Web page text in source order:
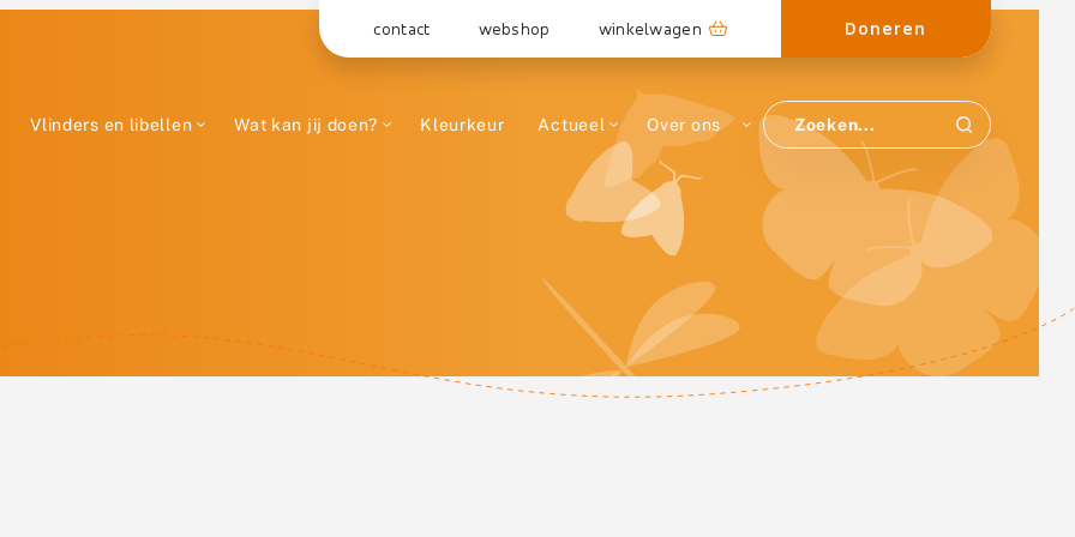
contact webshop winkelwagen Doneren
Vlinders en libellen Wat kan jij doen? Kleurkeur Actueel Over ons